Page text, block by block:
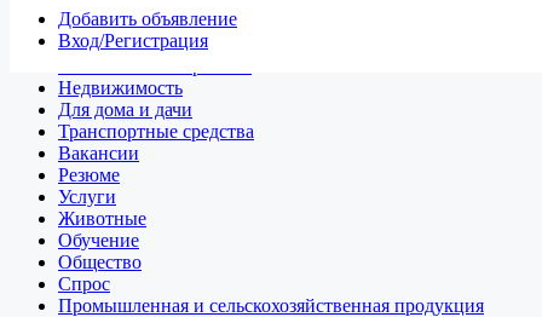
Добавить объявление
Вход/Регистрация
Разное
Личные вещи
Недвижимость
Для дома и дачи
Транспортные средства
Вакансии
Резюме
Услуги
Животные
Обучение
Общество
Спрос
Промышленная и сельскохозяйственная продукция